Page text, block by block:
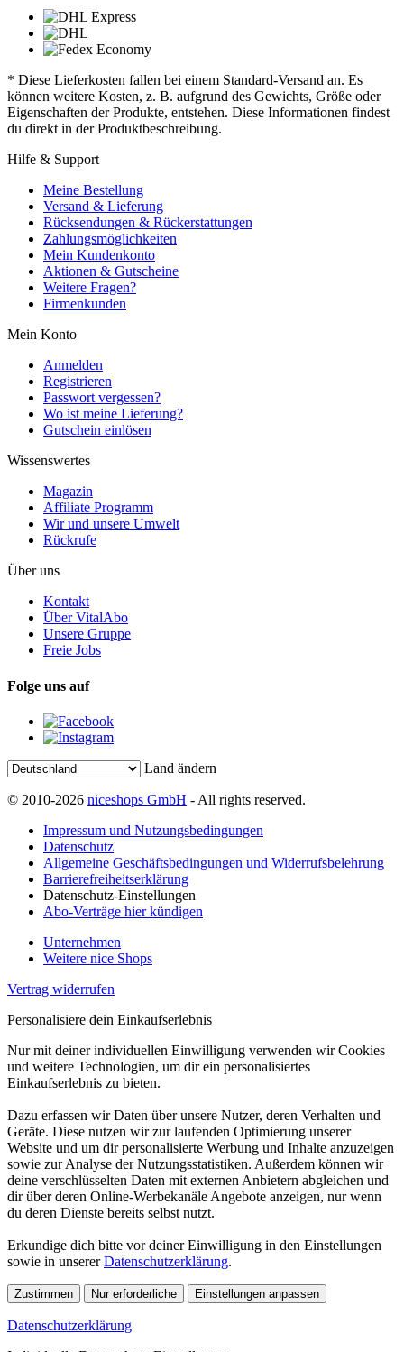
* Diese Lieferkosten fallen bei einem Standard-Versand an. Es
können weitere Kosten, z. B. aufgrund des Gewichts, Größe oder
Eigenschaften der Produkte, entstehen. Diese Informationen findest
du direkt in der Produktbeschreibung.
Hilfe & Support
Meine Bestellung
Versand & Lieferung
Rücksendungen & Rückerstattungen
Zahlungsmöglichkeiten
Mein Kundenkonto
Aktionen & Gutscheine
Weitere Fragen?
Firmenkunden
Mein Konto
Anmelden
Registrieren
Passwort vergessen?
Wo ist meine Lieferung?
Gutschein einlösen
Wissenswertes
Magazin
Affiliate Programm
Wir und unsere Umwelt
Rückrufe
Über uns
Kontakt
Über VitalAbo
Unsere Gruppe
Freie Jobs
Folge uns auf
Land ändern
© 2010-2026 niceshops GmbH - All rights reserved.
Impressum und Nutzungsbedingungen
Datenschutz
Allgemeine Geschäftsbedingungen und Widerrufsbelehrung
Barrierefreiheitserklärung
Datenschutz-Einstellungen
Abo-Verträge hier kündigen
Unternehmen
Weitere nice Shops
Vertrag widerrufen
Personalisiere dein Einkaufserlebnis
Nur mit deiner individuellen Einwilligung verwenden wir Cookies
und weitere Technologien, um dir ein personalisiertes
Einkaufserlebnis zu bieten.
Dazu erfassen wir Daten über unsere Nutzer, deren Verhalten und
Geräte. Diese nutzen wir zur laufenden Optimierung unserer
Website und um dir personalisierte Werbung und Inhalte anzuzeigen
sowie zur Analyse der Nutzungsstatistiken. Außerdem können wir
deine verschlüsselten Daten mit externen Anbietern abgleichen und
dir über deren Online-Werbekanäle Angebote anzeigen, nur wenn
du deren Dienste bereits selbst nutzt.
Erkundige dich bitte vor deiner Einwilligung in den Einstellungen
sowie in unsererDatenschutzerklärung.
Zustimmen Nur erforderliche Einstellungen anpassen
Datenschutzerklärung